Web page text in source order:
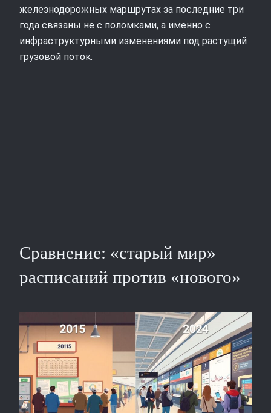
железнодорожных маршрутах за последние три
года связаны не с поломками, а именно с
инфраструктурными изменениями под растущий
грузовой поток.
Сравнение: «старый мир»
расписаний против «нового»